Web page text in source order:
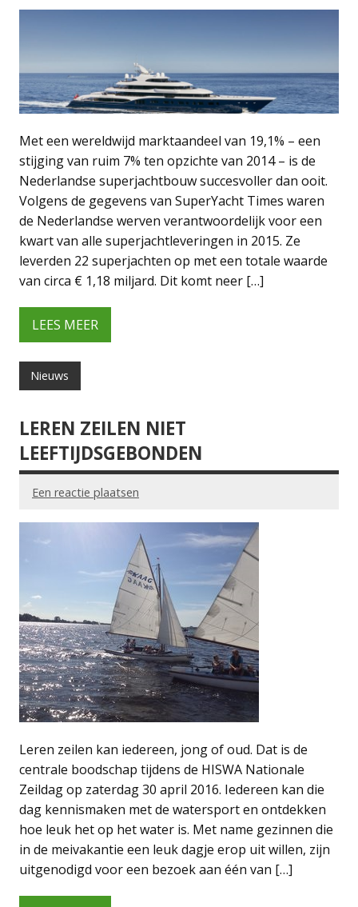
Met een wereldwijd marktaandeel van 19,1% – een
stijging van ruim 7% ten opzichte van 2014 – is de
Nederlandse superjachtbouw succesvoller dan ooit.
Volgens de gegevens van SuperYacht Times waren
de Nederlandse werven verantwoordelijk voor een
kwart van alle superjachtleveringen in 2015. Ze
leverden 22 superjachten op met een totale waarde
van circa € 1,18 miljard. Dit komt neer […]
LEES MEER
Nieuws
LEREN ZEILEN NIET
LEEFTIJDSGEBONDEN
Een reactie plaatsen
Leren zeilen kan iedereen, jong of oud. Dat is de
centrale boodschap tijdens de HISWA Nationale
Zeildag op zaterdag 30 april 2016. Iedereen kan die
dag kennismaken met de watersport en ontdekken
hoe leuk het op het water is. Met name gezinnen die
in de meivakantie een leuk dagje erop uit willen, zijn
uitgenodigd voor een bezoek aan één van […]